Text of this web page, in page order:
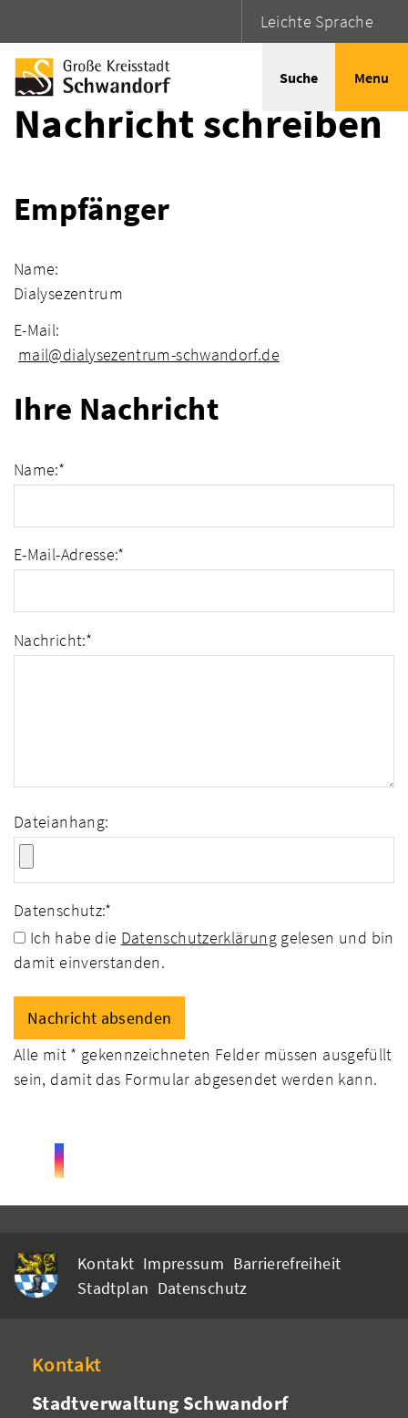
Leichte Sprache
Suche Menu
Nachricht schreiben
Empfänger
Name:
Dialysezentrum
E-Mail:
mail@dialysezentrum-schwandorf.de
Ihre Nachricht
Name:*
E-Mail-Adresse:*
Nachricht:*
Dateianhang:
Datenschutz:*
Ich habe die Datenschutzerklärunggelesen und bin
damit einverstanden.
Alle mit * gekennzeichneten Felder müssen ausgefüllt
sein, damit das Formular abgesendet werden kann.
Kontakt Impressum Barrierefreiheit
Stadtplan Datenschutz
Kontakt
Stadtverwaltung Schwandorf